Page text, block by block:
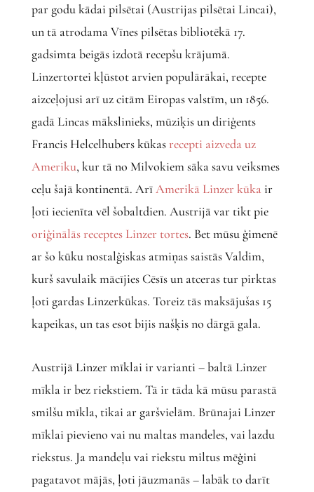
par godu kādai pilsētai (Austrijas pilsētai Lincai),
un tā atrodama Vīnes pilsētas bibliotēkā 17.
gadsimta beigās izdotā recepšu krājumā.
Linzertortei kļūstot arvien populārākai, recepte
aizceļojusi arī uz citām Eiropas valstīm, un 1856.
gadā Lincas mākslinieks, mūziķis un diriģents
Francis Helcelhubers kūkasrecepti aizveda uz
Ameriku, kur tā no Milvokiem sāka savu veiksmes
ceļu šajā kontinentā. ArīAmerikā Linzer kūkair
ļoti iecienīta vēl šobaltdien. Austrijā var tikt pie
oriģinālās receptes Linzer tortes. Bet mūsu ģimenē
ar šo kūku nostalģiskas atmiņas saistās Valdim,
kurš savulaik mācījies Cēsīs un atceras tur pirktas
ļoti gardas Linzerkūkas. Toreiz tās maksājušas 15
kapeikas, un tas esot bijis našķis no dārgā gala.
Austrijā Linzer mīklai ir varianti – baltā Linzer
mīkla ir bez riekstiem. Tā ir tāda kā mūsu parastā
smilšu mīkla, tikai ar garšvielām. Brūnajai Linzer
mīklai pievieno vai nu maltas mandeles, vai lazdu
riekstus. Ja mandeļu vai riekstu miltus mēģini
pagatavot mājās, ļoti jāuzmanās – labāk to darīt